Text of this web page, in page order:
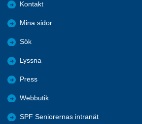
Kontakt
Mina sidor
Sök
Lyssna
Press
Webbutik
SPF Seniorernas intranät